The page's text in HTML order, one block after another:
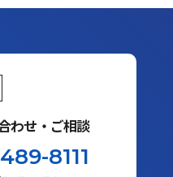
わせ・ご相談
8111